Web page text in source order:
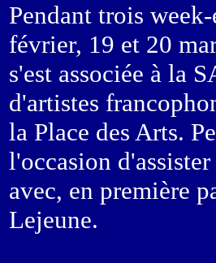
Pendant trois
février, 19 et 20
s'est associée à la
d'artistes
la Place des Arts.
l'occasion
avec, en première
Lejeune.